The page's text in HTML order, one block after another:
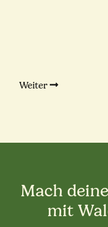
Weiter
Mach
mit